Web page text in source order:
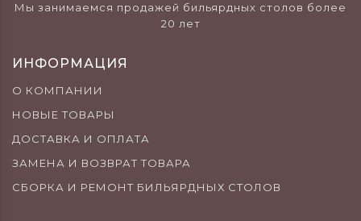
Мы занимаемся продажей бильярдных столов более
20 лет
ИНФОРМАЦИЯ
О КОМПАНИИ
НОВЫЕ ТОВАРЫ
ДОСТАВКА И ОПЛАТА
ЗАМЕНА И ВОЗВРАТ ТОВАРА
СБОРКА И РЕМОНТ БИЛЬЯРДНЫХ СТОЛОВ